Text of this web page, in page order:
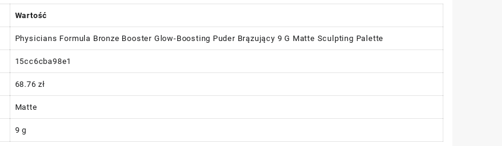
Wartość
Physicians Formula Bronze Booster Glow-Boosting Puder Brązujący 9 G Matte Sculpting Palette
15cc6cba98e1
68.76 zł
Matte
9 g